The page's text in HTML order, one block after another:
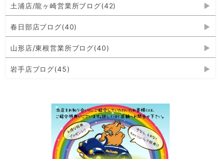
土浦店/龍ヶ崎営業所ブログ(42)
春日部店ブログ(40)
山形店/東根営業所ブログ(40)
岩手店ブログ(45)